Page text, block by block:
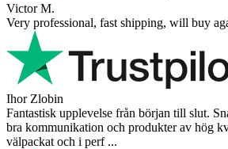
Victor M.
Very professional, fast shipping, will buy
Ihor Zlobin
Fantastisk upplevelse från början till slut.
bra kommunikation och produkter av hög
välpackat och i perf ...